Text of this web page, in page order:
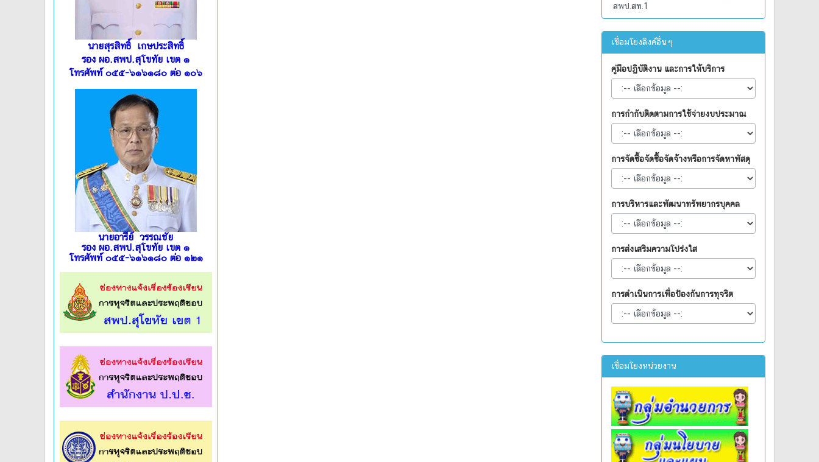
นายสุรสิทธิ์ เกษประสิทธิ์
รอง ผอ.สพป.สุโขทัย เขต ๑
โทรศัพท์ ๐๕๕-๖๑๖๑๘๐ ต่อ ๑๐๖
นายอารีย์ วรรณชัย
รอง ผอ.สพป.สุโขทัย เขต ๑
โทรศัพท์ ๐๕๕-๖๑๖๑๘๐ ต่อ ๑๒๑
สพป.สท.1
เชื่อมโยงลิงค์อื่นๆ
คู่มือปฏิบัติงาน และการให้บริการ
การกำกับติดตามการใช้จ่ายงบประมาณ
การจัดซื้อจัดซื้อจัดจ้างหรือการจัดหาพัสดุ
การบริหารและพัฒนาทรัพยากรบุคคล
การส่งเสริมความโปร่งใส
การดำเนินการเพื่อป้องกันการทุจริต
เชื่อมโยงหน่วยงาน